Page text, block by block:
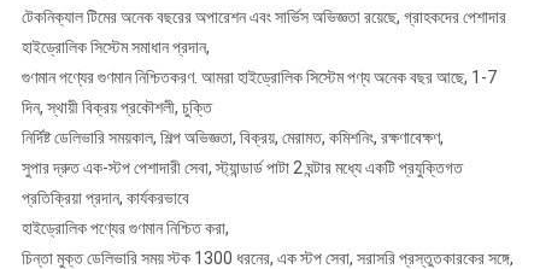
টেকনিক্যাল টিমের অনেক বছরের অপারেশন এবং সার্ভিস অভিজ্ঞতা রয়েছে, গ্রাহকদের পেশাদার
হাইড্রোলিক সিস্টেম সমাধান প্রদান,
গুণমান পণ্যের গুণমান নিশ্চিতকরণ. আমরা হাইড্রোলিক সিস্টেম পণ্য অনেক বছর আছে, 1-7
দিন, স্থায়ী বিক্রয় প্রকৌশলী, চুক্তি
নির্দিষ্ট ডেলিভারি সময়কাল, শিল্প অভিজ্ঞতা, বিক্রয়, মেরামত, কমিশনিং, রক্ষণাবেক্ষণ,
সুপার দ্রুত এক-স্টপ পেশাদারী সেবা, স্ট্যান্ডার্ড পাটা 2 ঘন্টার মধ্যে একটি প্রযুক্তিগত
প্রতিক্রিয়া প্রদান, কার্যকরভাবে
হাইড্রোলিক পণ্যের গুণমান নিশ্চিত করা,
চিন্তা মুক্ত ডেলিভারি সময় স্টক 1300 ধরনের, এক স্টপ সেবা, সরাসরি প্রস্তুতকারকের সঙ্গে,